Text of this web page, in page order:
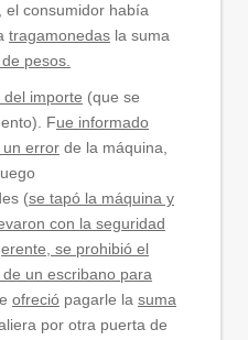
el consumidor había
tragamonedas la suma
pesos.
importe (que se
Fue informado
un error de la máquina,
(se tapó la máquina y
con la seguridad
se prohibió el
un escribano para
ofreció pagarle la suma
por otra puerta de